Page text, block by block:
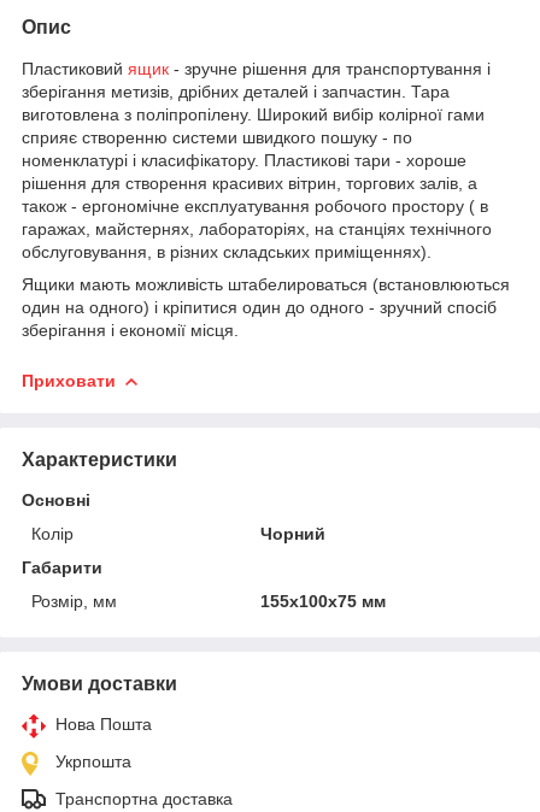
Опис
Пластиковий ящик - зручне рішення для транспортування і
зберігання метизів, дрібних деталей і запчастин. Тара
виготовлена з поліпропілену. Широкий вибір колірної гами
сприяє створенню системи швидкого пошуку - по
номенклатурі і класифікатору. Пластикові тари - хороше
рішення для створення красивих вітрин, торгових залів, а
також - ергономічне експлуатування робочого простору ( в
гаражах, майстернях, лабораторіях, на станціях технічного
обслуговування, в різних складських приміщеннях).
Ящики мають можливість штабелироваться (встановлюються
один на одного) і кріпитися один до одного - зручний спосіб
зберігання і економії місця.
Приховати
Характеристики
Основні
Колір
Чорний
Габарити
Розмір, мм
155х100х75 мм
Умови доставки
Нова Пошта
Укрпошта
Транспортна доставка